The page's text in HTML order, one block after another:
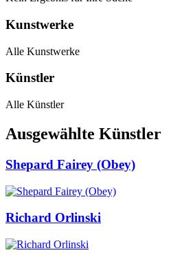
Kunstwerke
Alle Kunstwerke
Künstler
Alle Künstler
Ausgewählte Künstler
Shepard Fairey (Obey)
Richard Orlinski